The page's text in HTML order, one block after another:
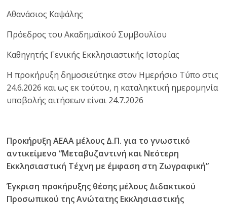
Αθανάσιος Καψάλης
Πρόεδρος του Ακαδημαϊκού Συμβουλίου
Καθηγητής Γενικής Εκκλησιαστικής Ιστορίας
Η προκήρυξη δημοσιεύτηκε στον Ημερήσιο Τύπο στις
24.6.2026 και ως εκ τούτου, η καταληκτική ημερομηνία
υποβολής αιτήσεων είναι 24.7.2026
Προκήρυξη ΑΕΑΑ μέλους Δ.Π. για το γνωστικό
αντικείμενο “Μεταβυζαντινή και Νεότερη
Εκκλησιαστική Τέχνη με έμφαση στη Ζωγραφική”
Έγκριση προκήρυξης θέσης μέλους Διδακτικού
Προσωπικού της Ανώτατης Εκκλησιαστικής